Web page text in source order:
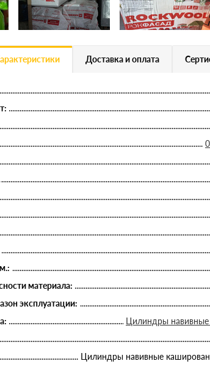
Доставка и оплата
материала:
эксплуатации:
Цилиндры навивные
Цилиндры навивные